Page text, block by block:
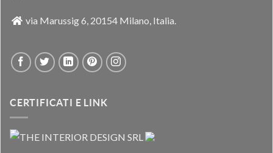
via Marussig 6, 20154 Milano, Italia.
CERTIFICATI E LINK